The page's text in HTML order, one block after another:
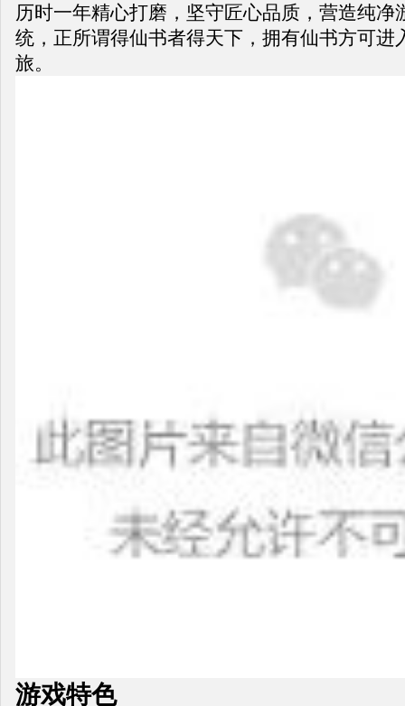
历时一年精心打磨，坚守匠心品质，营造纯净
统，正所谓得仙书者得天下，拥有仙书方可进
旅。
游戏特色